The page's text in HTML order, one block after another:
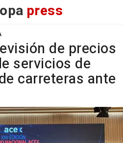
press
de precios
servicios de
carreteras ante